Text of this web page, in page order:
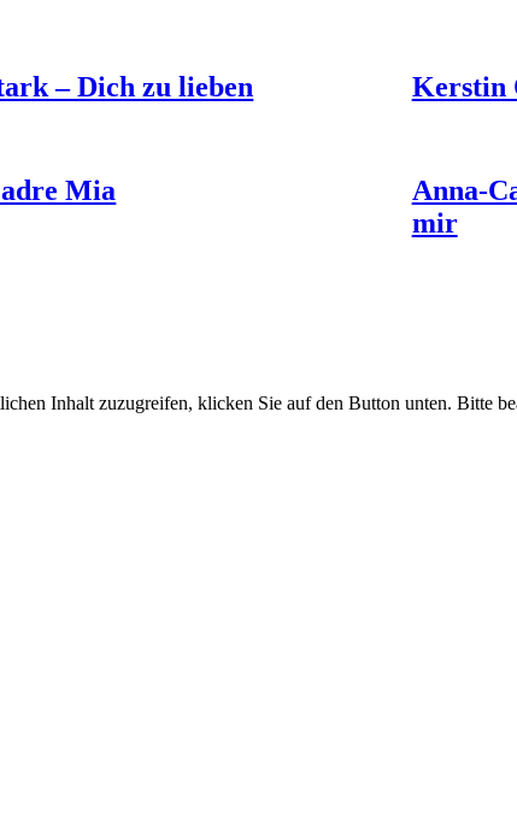
– Dich zu lieben Kerstin
Mia
Anna-
mir
Inhalt zuzugreifen, klicken Sie auf den Button unten. Bitte